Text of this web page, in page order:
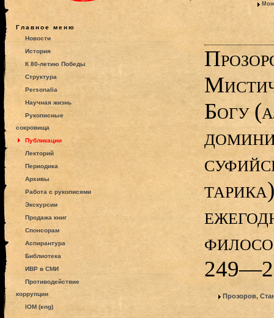
Главное меню
Новости
История
К 80-летию Победы
Структура
Personalia
Научная жизнь
Рукописные
сокровища
Публикации
Лекторий
Периодика
Архивы
Работа с рукописями
Экскурсии
Продажа книг
Спонсорам
Аспирантура
Библиотека
ИВР в СМИ
Противодействие
коррупции
IOM (eng)
Богу
Прозоров,